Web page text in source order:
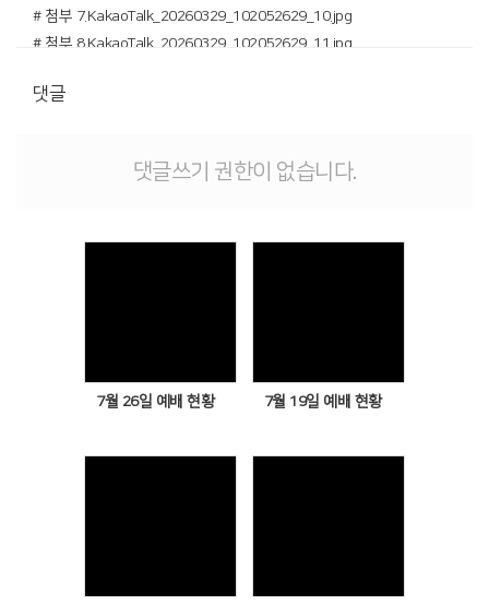
# 첨부 7.KakaoTalk_20260329_102052629_10.jpg
# 첨부 8.KakaoTalk_20260329_102052629_11.jpg
# 첨부 10.KakaoTalk_20260329_102052629_16.jpg
# 첨부 13.KakaoTalk_20260329_102052629_19.jpg
댓글
댓글쓰기 권한이 없습니다.
7월 26일 예배 현황 7월 19일 예배 현황